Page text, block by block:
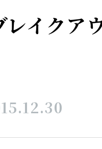
レイクア